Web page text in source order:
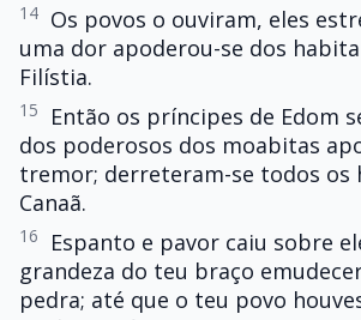
14 Os povos o ouviram, eles
uma dor apoderou-se dos
Filístia.
15
Então os príncipes de Edom
dos poderosos dos moabitas
tremor; derreteram-se todos os
Canaã.
16
Espanto e pavor caiu sobre
grandeza do teu braço
pedra; até que o teu povo